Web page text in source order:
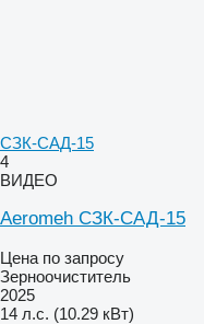
СЗК-САД-15
4
ВИДЕО
Aeromeh СЗК-САД-15
Цена по запросу
Зерноочиститель
2025
14 л.с. (10.29 кВт)